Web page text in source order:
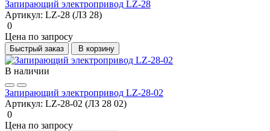
Запирающий электропривод LZ-28
Артикул: LZ-28 (ЛЗ 28)
0
Цена по запросу
Быстрый заказ В корзину
В наличии
Запирающий электропривод LZ-28-02
Артикул: LZ-28-02 (ЛЗ 28 02)
0
Цена по запросу